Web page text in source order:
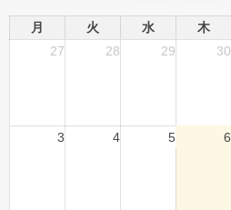
月 火 水 木
27
28 29 30
3 4 5 6